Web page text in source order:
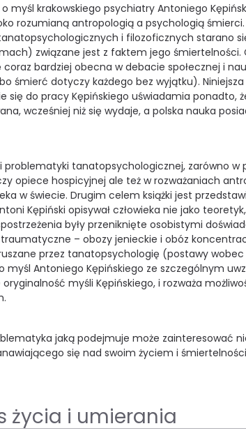
krakowskiego psychiatry Antoniego
rozumianą antropologią a psychologią śmierci.
i filozoficznych starano
związane jest z faktem jego śmiertelności.
bardziej obecna w debacie społecznej i
śmierć dotyczy każdego bez wyjątku). Niniejsza
się do pracy Kępińskiego uświadamia ponadto,
wcześniej niż się wydaje, a polska nauka
tanatopsychologicznej, zarówno w
opiece hospicyjnej ale też w rozważaniach
w świecie. Drugim celem książki jest
Kępiński opisywał człowieka nie jako
były przeniknięte osobistymi
– obozy jenieckie i obóz
przez tanatopsychologię (postawy wobec
Antoniego Kępińskiego ze szczególnym
myśli Kępińskiego, i rozważa
jaką podejmuje może zainteresować
się nad swoim życiem i
życia i umierania